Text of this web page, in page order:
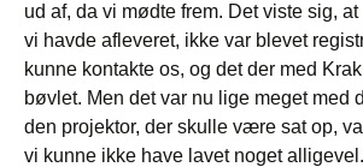
ud af, da vi mødte frem. Det viste sig,
vi havde afleveret, ikke var blevet
kunne kontakte os, og det der med
bøvlet. Men det var nu lige meget med
den projektor, der skulle være sat op,
vi kunne ikke have lavet noget